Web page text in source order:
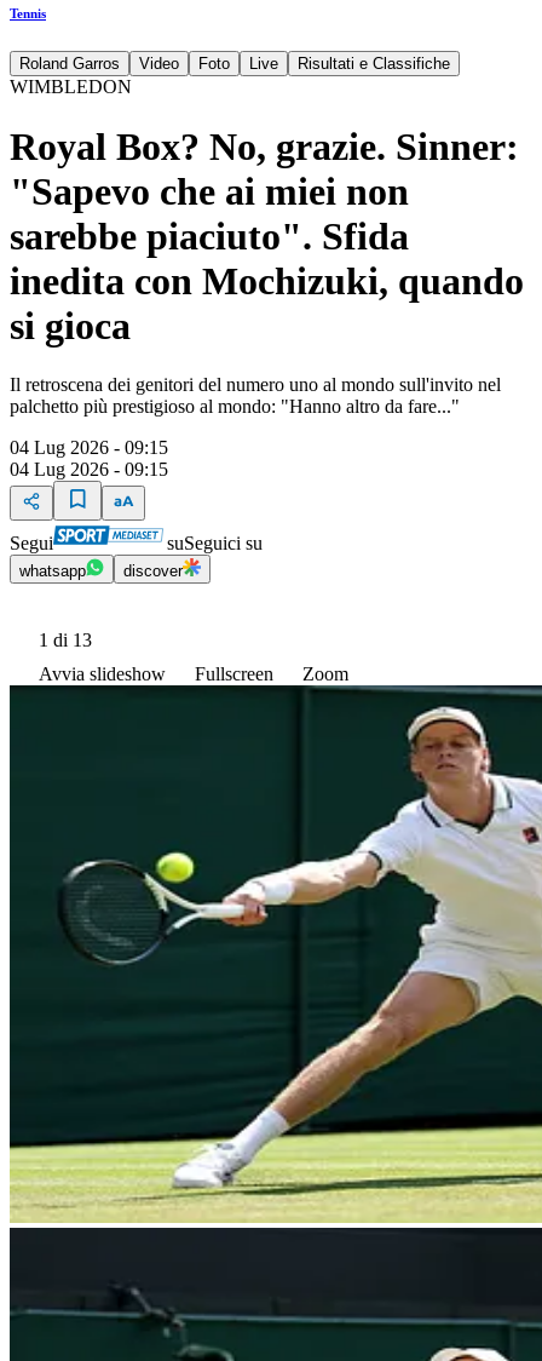
Tennis
Roland Garros Video Foto Live Risultati e Classifiche
WIMBLEDON
Royal Box? No, grazie. Sinner:
"Sapevo che ai miei non
sarebbe piaciuto". Sfida
inedita con Mochizuki, quando
si gioca
Il retroscena dei genitori del numero uno al mondo sull'invito nel
palchetto più prestigioso al mondo: "Hanno altro da fare..."
04 Lug 2026 - 09:15
04 Lug 2026 - 09:15
Segui suSeguici su
whatsapp discover
1 di 13
Avvia slideshow
Fullscreen Zoom